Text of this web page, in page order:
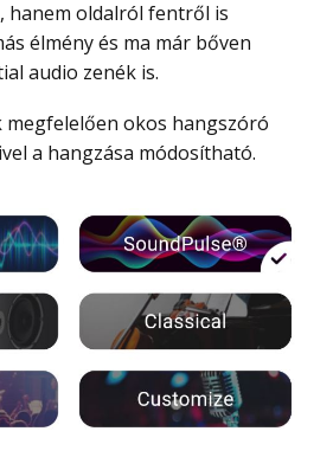
hanem oldalról fentről is
élmény és ma már bőven
audio zenék is.
a hangzása módosítható.